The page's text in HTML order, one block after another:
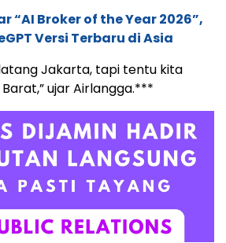
“AI Broker of the Year 2026”,
Versi Terbaru di Asia
Jakarta, tapi tentu kita
ujar Airlangga.***